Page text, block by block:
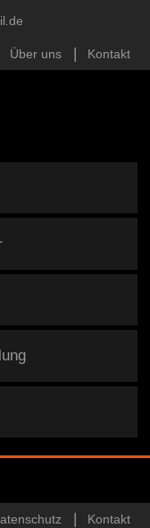
Über uns Kontakt
Kontakt